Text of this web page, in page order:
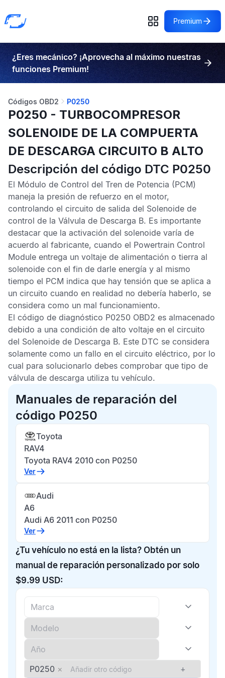
Premium
¿Eres mecánico? ¡Aprovecha al máximo nuestras
funciones Premium!
Códigos OBD2 P0250
P0250 - TURBOCOMPRESOR
SOLENOIDE DE LA COMPUERTA
DE DESCARGA CIRCUITO B ALTO
Descripción del código DTC P0250
El Módulo de Control del Tren de Potencia (PCM)
maneja la presión de refuerzo en el motor,
controlando el circuito de salida del Solenoide de
control de la Válvula de Descarga B. Es importante
destacar que la activación del solenoide varía de
acuerdo al fabricante, cuando el Powertrain Control
Module entrega un voltaje de alimentación o tierra al
solenoide con el fin de darle energía y al mismo
tiempo el PCM indica que hay tensión que se aplica a
un circuito cuando en realidad no debería haberlo, se
considera como un mal funcionamiento.
El código de diagnóstico P0250 OBD2 es almacenado
debido a una condición de alto voltaje en el circuito
del Solenoide de Descarga B. Este DTC se considera
solamente como un fallo en el circuito eléctrico, por lo
cual para solucionarlo debes comprobar que tipo de
válvula de descarga utiliza tu vehículo.
Manuales de reparación del
código P0250
Toyota
RAV4
Toyota RAV4 2010 con P0250
Ver
Audi
A6
Audi A6 2011 con P0250
Ver
¿Tu vehículo no está en la lista? Obtén un
manual de reparación personalizado por solo
$9.99 USD:
P0250 × +